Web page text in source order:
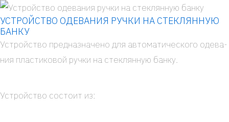
УСТРОЙСТВО ОДЕВАНИЯ РУЧКИ НА СТЕКЛЯННУЮ
БАНКУ
Устрой­ство пред­на­зна­че­но для авто­ма­ти­че­ско­го оде­ва­
ния пла­сти­ко­вой руч­ки на стек­лян­ную бан­ку.
Устрой­ство состо­ит из: